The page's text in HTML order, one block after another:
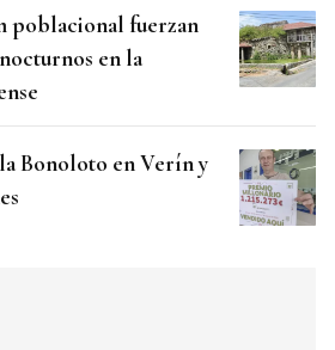
poblacional fuerzan
en la
Bonoloto en Verín y